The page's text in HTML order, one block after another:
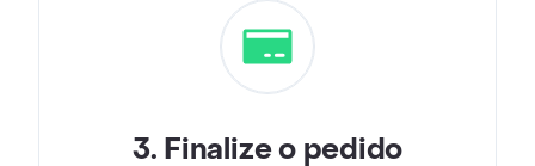
3. Finalize o pedido